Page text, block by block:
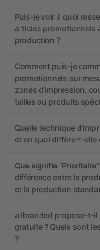
Puis-je voir à quoi
articles promotionnels
production ?
Comment puis-je
promotionnels sur
zones d’impression,
tailles ou produits
Quelle technique
et en quoi diffère-t-elle
Que signifie
différence entre la
et la production
allbranded propose-t-il
gratuite ? Quels sont
?